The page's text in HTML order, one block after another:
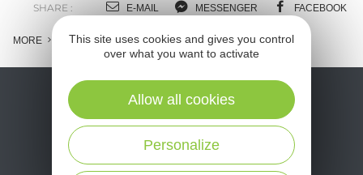
SHARE : E-MAIL MESSENGER FACEBOOK
MORE
This site uses cookies and gives you control
over what you want to activate
Personalize
Allow all cookies